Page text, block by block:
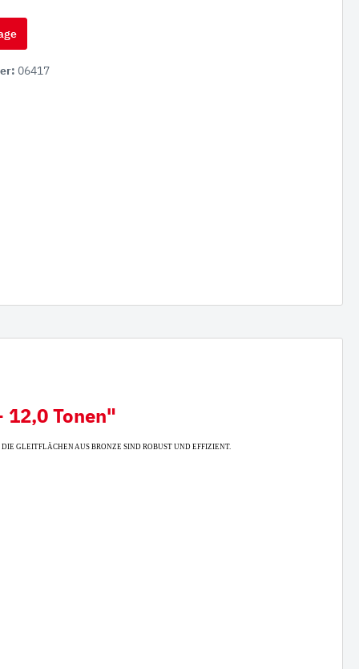
06417
12,0 Tonen"
GLEITFLÄCHEN AUS BRONZE SIND ROBUST UND EFFIZIENT.